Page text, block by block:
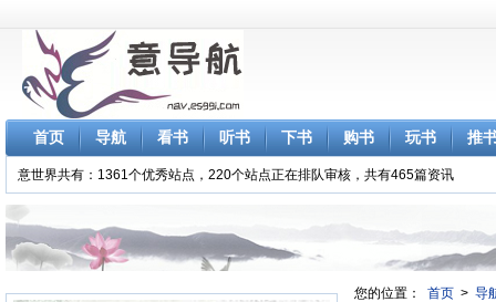
首页 导航 看书 听书 下书 购书 玩书 推
意世界共有：1361个优秀站点，220个站点正在排队审核，共有465篇资讯
您的位置： 首页 > 导